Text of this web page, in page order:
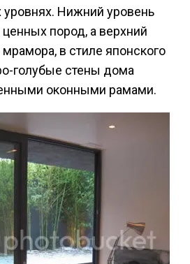
Нижний уровень
пород, а верхний
в стиле японского
голубые стены дома
оконными рамами.